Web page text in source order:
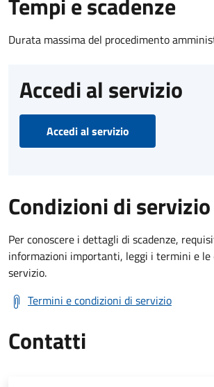
Durata massima del procedimento
Accedi al servizio
Accedi al servizio
Condizioni di servizio
Per conoscere i dettagli di scadenze,
informazioni importanti, leggi i termini e le
servizio.
Termini e condizioni di servizio
Contatti